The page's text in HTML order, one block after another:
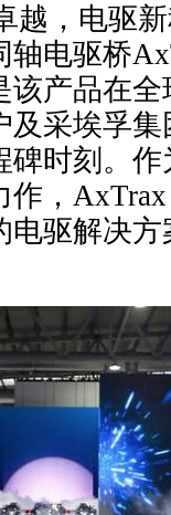
越，电驱
电驱桥
该产品在
及采埃孚
碑时刻。
，
电驱解决